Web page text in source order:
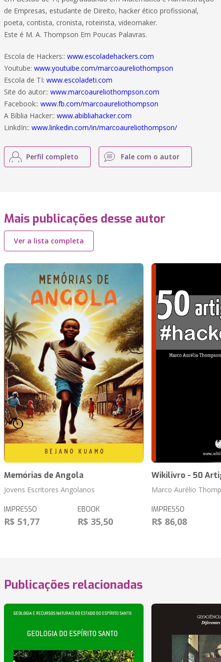
de Empresas, estudante de Direito, hacker ético profissional,
poeta, contista, cronista, roteirista, videomaker.
Este é M. A. Thompson Em Poucas Palavras.
Escola de Hackers:: www.escoladehackers.com
Youtube: www.youtuibe.com/marcoaureliothompson
Escola de TI: www.escoladeti.com
Site do autor:: www.marcoaureliothompson.com
Facebook:: www.fb.com/marcoaureliothompson
A Bíblia Hacker:: www.abibliahacker.com
LinkdIn:: www.linkedin.com/in/marcoaureliothompson/
Perfil completo Fale com o autor
Mais publicações desse autor
Ver a lista completa
Memórias de Angola
Jovens Escritores Angolanos
IMPRESSO
R$ 51,77
EBOOK
R$ 35,50
Wikilivro - 50
Marco Aurélio
IMPRESSO
R$ 86,08
Publicações relacionadas